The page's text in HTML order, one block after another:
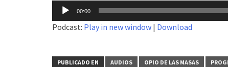
Reproductor
audio
00:00
Podcast: Play in new window | Download
PUBLICADO EN AUDIOS OPIO DE LAS MASAS